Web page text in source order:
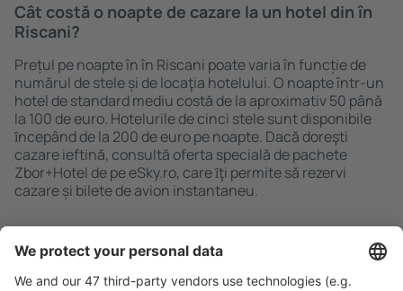
Cât costă o noapte de cazare la un hotel din în
Riscani?
Prețul pe noapte în în Riscani poate varia în funcție de
numărul de stele și de locaţia hotelului. O noapte într-un
hotel de standard mediu costă de la aproximativ 50 până
la 100 de euro. Hotelurile de cinci stele sunt disponibile
ȋncepând de la 200 de euro pe noapte. Dacă doreşti
cazare ieftină, consultă oferta specială de pachete
Zbor+Hotel de pe eSky.ro, care ȋţi permite să rezervi
cazare și bilete de avion instantaneu.
Caută rapid şi uşor